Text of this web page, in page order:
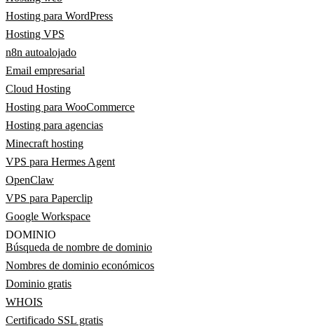
Hosting para WordPress
Hosting VPS
n8n autoalojado
Email empresarial
Cloud Hosting
Hosting para WooCommerce
Hosting para agencias
Minecraft hosting
VPS para Hermes Agent
OpenClaw
VPS para Paperclip
Google Workspace
DOMINIO
Búsqueda de nombre de dominio
Nombres de dominio económicos
Dominio gratis
WHOIS
Certificado SSL gratis